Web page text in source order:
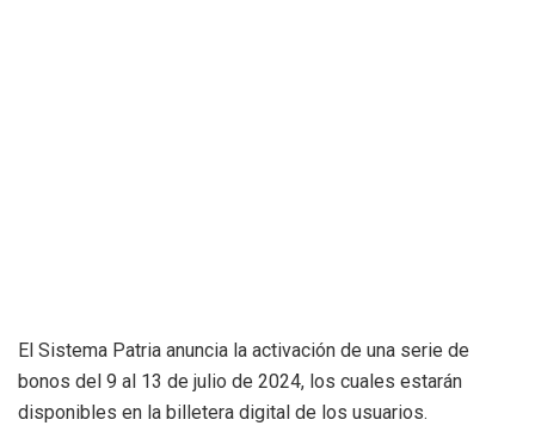
El Sistema Patria anuncia la activación de una serie de
bonos del 9 al 13 de julio de 2024, los cuales estarán
disponibles en la billetera digital de los usuarios.